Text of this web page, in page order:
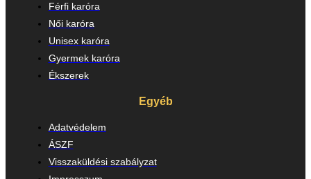
Férfi karóra
Női karóra
Unisex karóra
Gyermek karóra
Ékszerek
Egyéb
Adatvédelem
ÁSZF
Visszaküldési szabályzat